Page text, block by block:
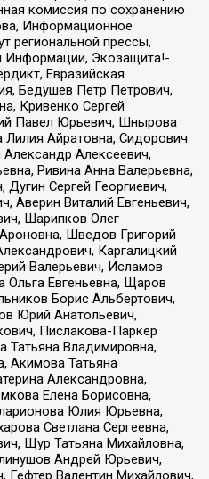
комиссия по сохранению
Информационное
региональной прессы,
Информации, Экозащита!-
Евразийская
Бедушев Петр Петрович,
Кривенко Сергей
Павел Юрьевич, Шнырова
Айратовна, Сидорович
Алексеевич,
Ривина Анна Валерьевна,
Сергей Георгиевич,
Аверин Виталий Евгеньевич,
Шарипков Олег
Шведов Григорий
Каргалицкий
Валерьевич, Исламов
Ольга Евгеньевна, Щаров
Борис Альбертович,
Юрий Анатольевич,
Пислакова-Паркер
Татьяна Владимировна,
Акимова Татьяна
Александровна,
Елена Борисовна,
Юлия Юрьевна,
Светлана Сергеевна,
Щур Татьяна Михайловна,
Андрей Юрьевич,
Гефтер Валентин Михайлович,